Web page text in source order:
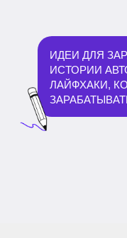
ИДЕИ ДЛЯ
ИСТОРИИ
ЛАЙФХАКИ,